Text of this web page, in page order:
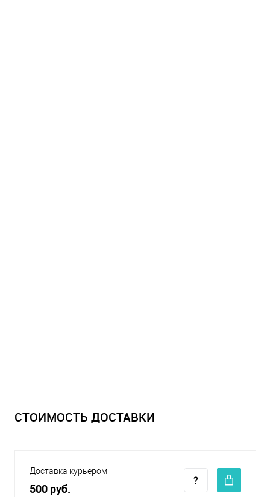
СТОИМОСТЬ ДОСТАВКИ
Доставка курьером
500 руб.